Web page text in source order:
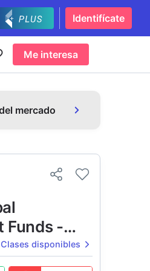
Identifícate
Me interesa
mercado
Funds -
Income
Clases disponibles